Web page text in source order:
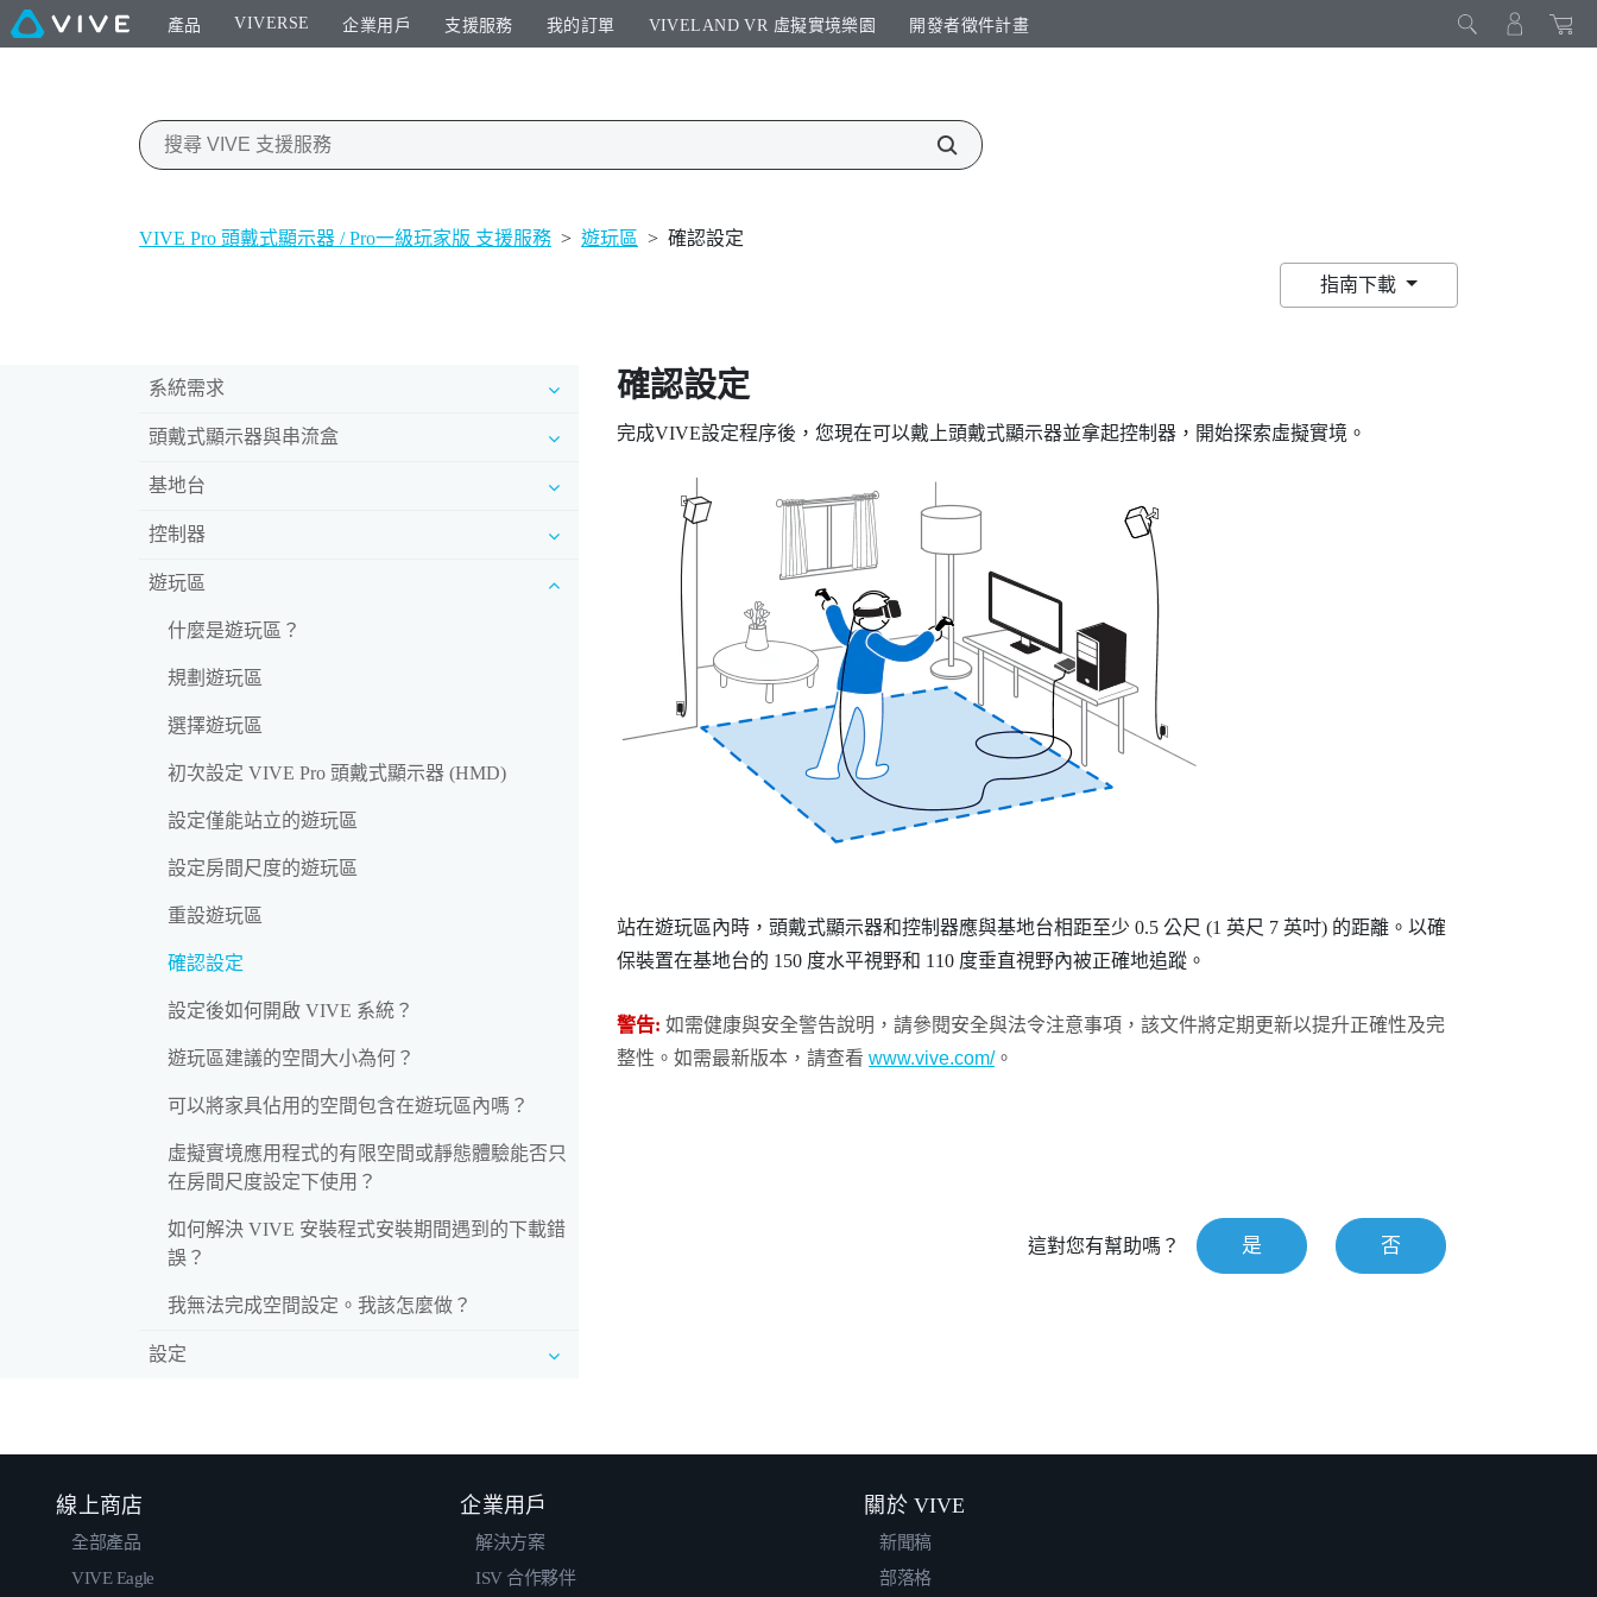
產品 VIVERSE 企業用戶 支援服務 我的訂單 VIVELAND VR 虛擬實境樂園​ 開發者徵件計畫​
VIVE Pro 頭戴式顯示器 / Pro一級玩家版 支援服務 > 遊玩區 > 確認設定
指南下載
系統需求
頭戴式顯示器與串流盒
基地台
控制器
遊玩區
什麼是遊玩區？
規劃遊玩區
選擇遊玩區
初次設定 VIVE Pro 頭戴式顯示器 (HMD)
設定僅能站立的遊玩區
設定房間尺度的遊玩區
重設遊玩區
確認設定
設定後如何開啟 VIVE 系統？
遊玩區建議的空間大小為何？
可以將家具佔用的空間包含在遊玩區內嗎？
虛擬實境應用程式的有限空間或靜態體驗能否只
在房間尺度設定下使用？
如何解決 VIVE 安裝程式安裝期間遇到的下載錯
誤？
我無法完成空間設定。我該怎麼做？
設定
確認設定
完成VIVE設定程序後，您現在可以戴上頭戴式顯示器並拿起控制器，開始探索虛擬實境。
站在遊玩區內時，頭戴式顯示器和控制器應與基地台相距至少 0.5 公尺 (1 英尺 7 英吋) 的距離。以確
保裝置在基地台的 150 度水平視野和 110 度垂直視野內被正確地追蹤。
警告: 如需健康與安全警告說明，請參閱安全與法令注意事項，該文件將定期更新以提升正確性及完
整性。如需最新版本，請查看 www.vive.com/。
這對您有幫助嗎？ 是 否
線上商店
全部產品
VIVE Eagle
企業用戶
解決方案
ISV 合作夥伴
關於 VIVE
新聞稿
部落格